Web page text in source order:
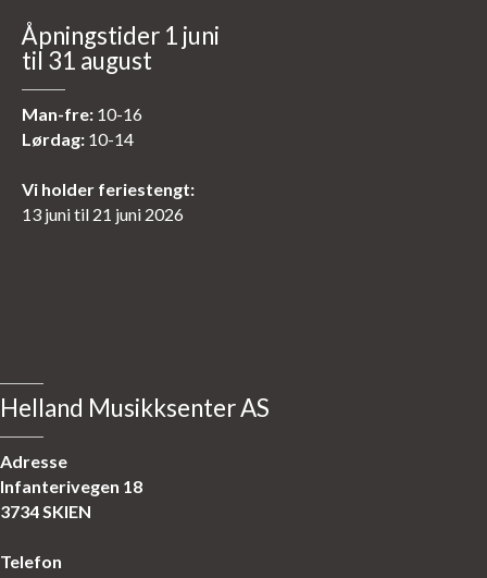
Åpningstider 1 juni
til 31 august
Man-fre: 10-16
Lørdag: 10-14
Vi holder feriestengt:
13 juni til 21 juni 2026
Helland Musikksenter AS
Adresse
Infanterivegen 18
3734 SKIEN
Telefon